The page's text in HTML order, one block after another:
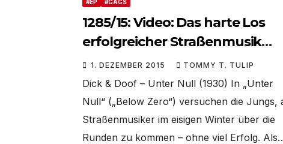
#EP #GAGS
1285/15: Video: Das harte Los
erfolgreicher Straßenmusik
#HIStory
1. DEZEMBER 2015 TOMMY T. TULIP
Dick & Doof – Unter Null (1930) In „Unter
Null“ („Below Zero“) versuchen die Jungs,
Straßenmusiker im eisigen Winter über die
Runden zu kommen – ohne viel Erfolg.